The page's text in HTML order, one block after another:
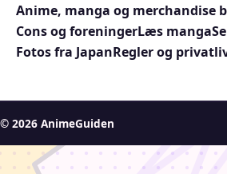
Anime, manga og merchandise
Cons og foreningerLæs manga
Fotos fra JapanRegler og
© 2026 AnimeGuiden